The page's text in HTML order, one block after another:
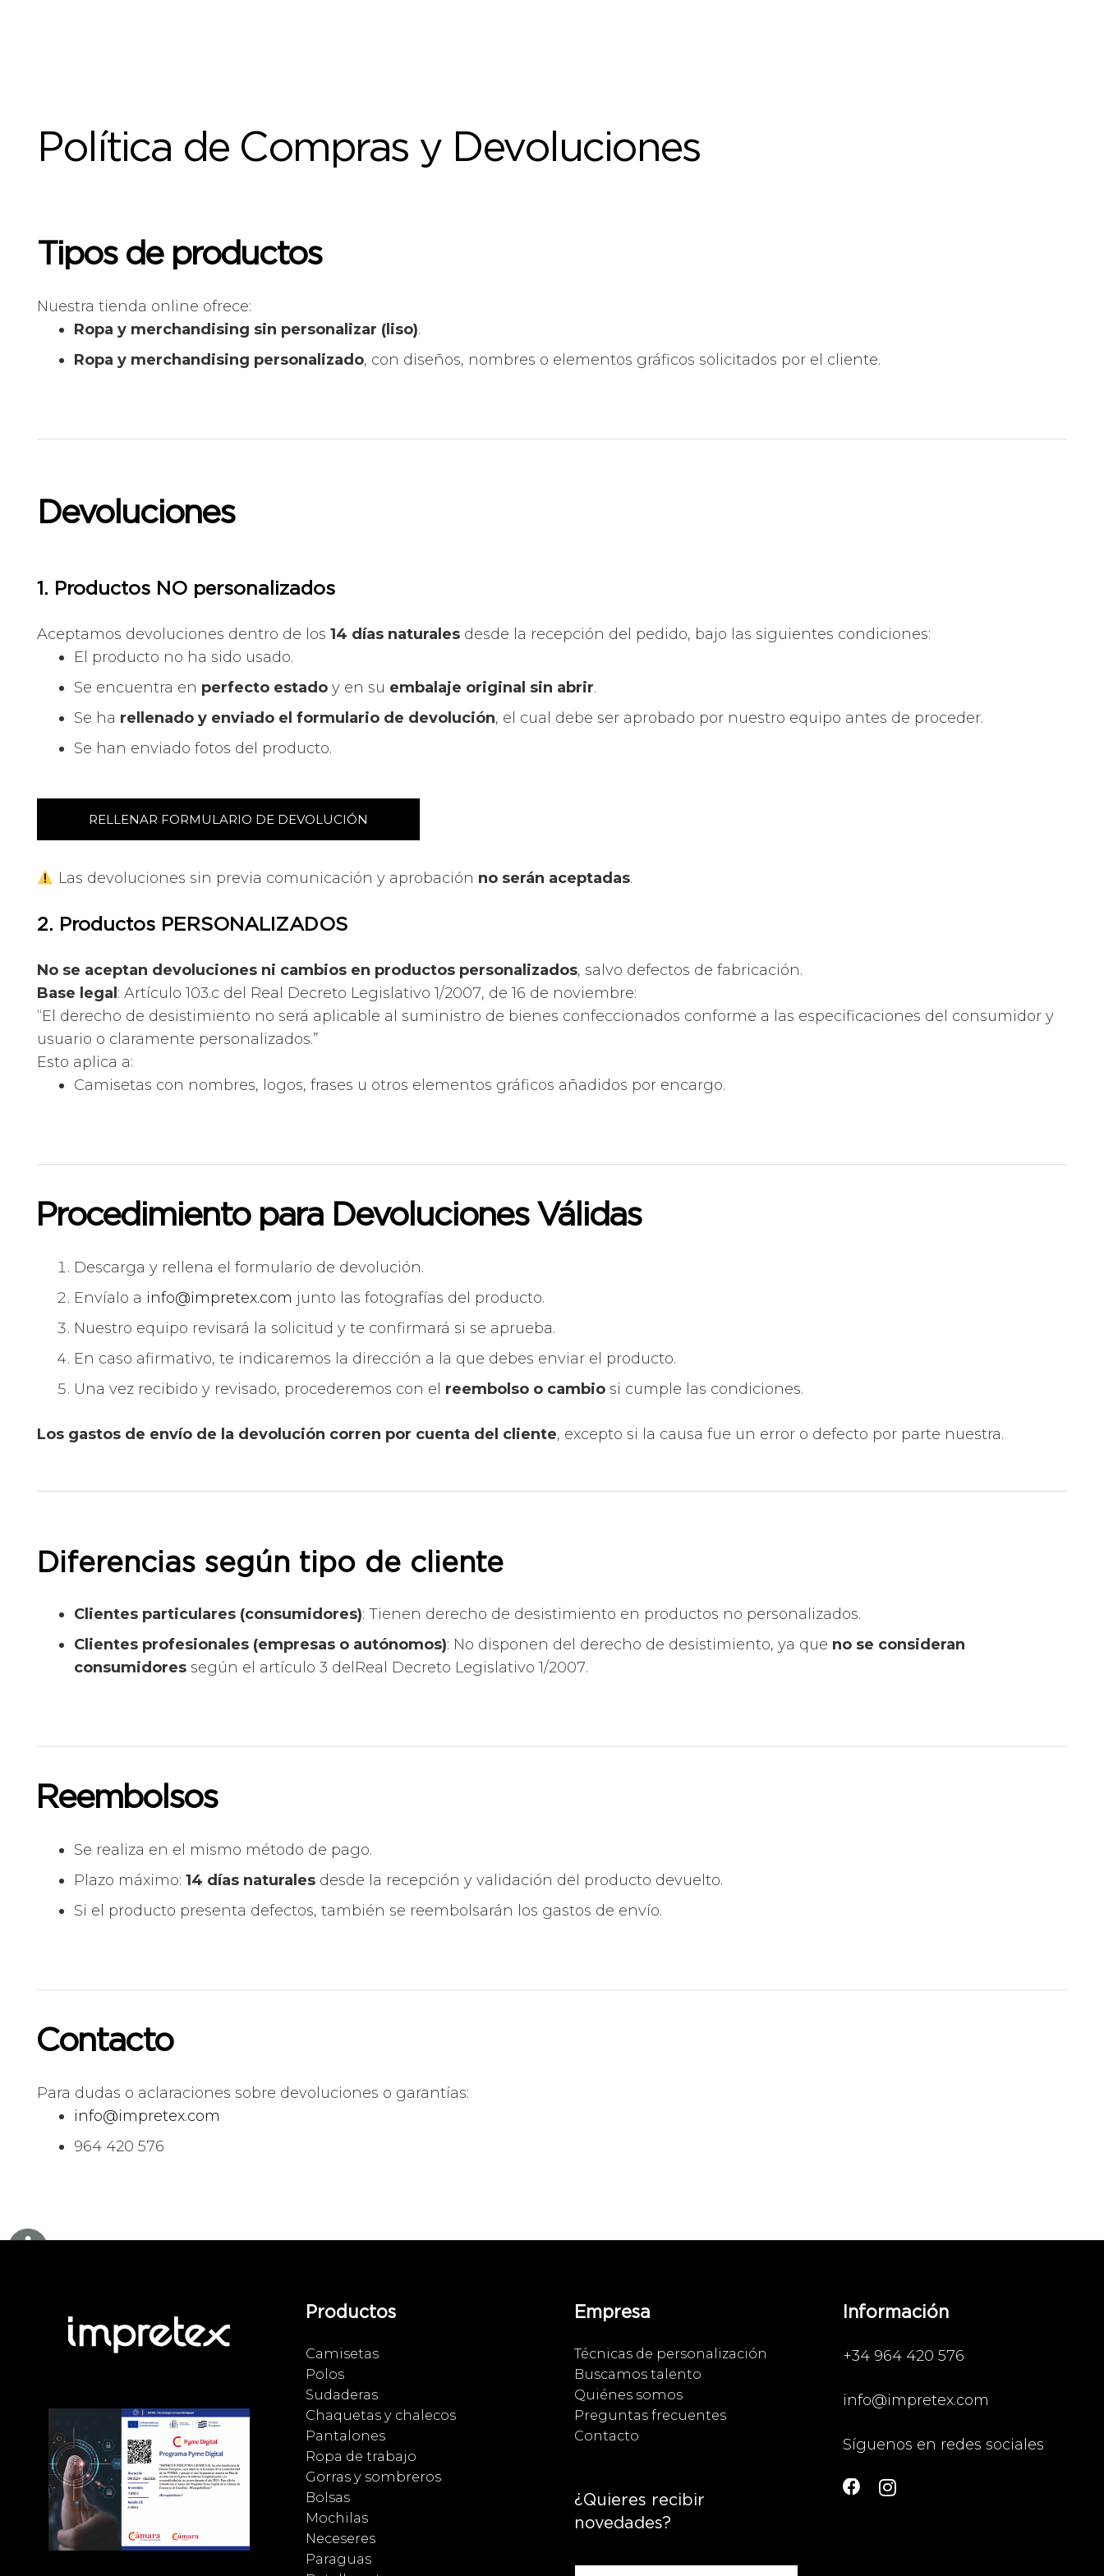
Política de Compras y Devoluciones
Tipos de productos
Nuestra tienda online ofrece:
Ropa y merchandising sin personalizar (liso).
Ropa y merchandising personalizado, con diseños, nombres o elementos gráficos solicitados por el cliente.
Devoluciones
1. Productos NO personalizados
Aceptamos devoluciones dentro de los 14 días naturales desde la recepción del pedido, bajo las siguientes condiciones:
El producto no ha sido usado.
Se encuentra en perfecto estado y en su embalaje original sin abrir.
Se ha rellenado y enviado el formulario de devolución, el cual debe ser aprobado por nuestro equipo antes de proceder.
Se han enviado fotos del producto.
RELLENAR FORMULARIO DE DEVOLUCIÓN
Las devoluciones sin previa comunicación y aprobación no serán aceptadas.
2. Productos PERSONALIZADOS
No se aceptan devoluciones ni cambios en productos personalizados, salvo defectos de fabricación.
Base legal : Artículo 103.c del Real Decreto Legislativo 1/2007, de 16 de noviembre:
“El derecho de desistimiento no será aplicable al suministro de bienes confeccionados conforme a las especificaciones del consumidor y
usuario o claramente personalizados.”
Esto aplica a:
Camisetas con nombres, logos, frases u otros elementos gráficos añadidos por encargo.
Procedimiento para Devoluciones Válidas
Descarga y rellena el formulario de devolución.
Envíalo a info@impretex.com junto las fotografías del producto.
Nuestro equipo revisará la solicitud y te confirmará si se aprueba.
En caso afirmativo, te indicaremos la dirección a la que debes enviar el producto.
Una vez recibido y revisado, procederemos con el reembolso o cambio si cumple las condiciones.
Los gastos de envío de la devolución corren por cuenta del cliente, excepto si la causa fue un error o defecto por parte nuestra.
Diferencias según tipo de cliente
Clientes particulares (consumidores): Tienen derecho de desistimiento en productos no personalizados.
Clientes profesionales (empresas o autónomos): No disponen del derecho de desistimiento, ya que no se consideran
consumidores según el artículo 3 del Real Decreto Legislativo 1/2007.
Reembolsos
Se realiza en el mismo método de pago.
Plazo máximo: 14 días naturales desde la recepción y validación del producto devuelto.
Si el producto presenta defectos, también se reembolsarán los gastos de envío.
Contacto
Para dudas o aclaraciones sobre devoluciones o garantías:
info@impretex.com
964 420 576
Productos
Camisetas
Polos
Sudaderas
Chaquetas y chalecos
Pantalones
Ropa de trabajo
Gorras y sombreros
Bolsas
Mochilas
Neceseres
Paraguas
Empresa
Técnicas de personalización
Buscamos talento
Quiénes somos
Preguntas frecuentes
Contacto
¿Quieres recibir
novedades?
Información
+34 964 420 576
info@impretex.com
Síguenos en redes sociales